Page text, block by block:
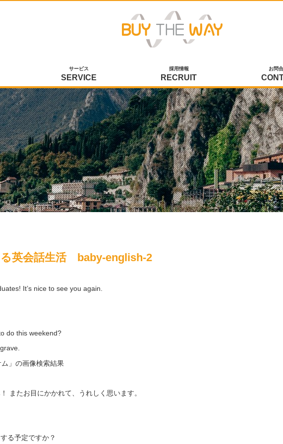
サービス
SERVICE
採用情報
RECRUIT
お問
英会話生活 baby-english-2
It’s nice to see you again.
do this weekend?
またお目にかかれて、うれしく思います。
る予定ですか？